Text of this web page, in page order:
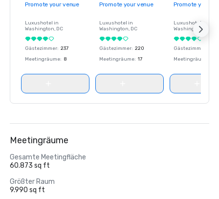
Promote your venue
Luxushotel in
Washington, DC
Gästezimmer: 237
Meetingräume: 8
Promote your venue
Luxushotel in
Washington, DC
Gästezimmer: 220
Meetingräume: 17
Promote your
Luxushotel in
Washington
Gästezimmer
Meetingräume
Meetingräume
Gesamte Meetingfläche
60.873 sq ft
Größter Raum
9.990 sq ft